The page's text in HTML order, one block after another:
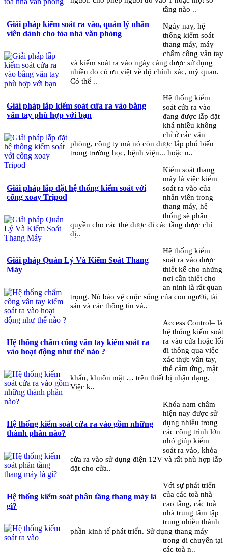
Giải pháp kiểm soát ra vào, quản lý nhân
viên dành cho tòa nhà văn phòng
Giải pháp lắp kiểm soát cửa ra vào bằng
vân tay phù hợp với bạn
Giải pháp lắp đặt hệ thống kiểm soát với
cổng xoay Tripod
Giải pháp Quản Lý Và Kiểm Soát Thang
Máy
tầng nào ..
Hệ thống chấm công vân tay kiểm soát ra
vào hoạt động như thế nào ?
Ngày nay, hệ
thống kiểm soát
thang máy, máy
chấm công vân tay
và kiểm soát ra vào ngày càng được sử dụng
nhiều do có ưu việt về độ chính xác, mỹ quan.
Có thể ..
Hệ thống kiểm soát cửa ra vào gồm những
thành phần nào?
Hệ thống kiểm
soát cửa ra vào
đang được lắp đặt
khá nhiều không
chỉ ở các văn
phòng, công ty mà nó còn được lắp phổ biến
trong trường học, bệnh viện... hoặc n..
Hệ thống kiểm soát phân tầng thang máy là
gì?
Kiểm soát thang
máy là việc kiểm
soát ra vào của
nhân viên trong
thang máy, hệ
thống sẽ phân
quyền cho các thẻ được đi các tầng được chỉ
đị..
Hệ thống kiểm
soát ra vào được
thiết kế cho những
nơi cần thiết cho
an ninh là rất quan
trọng. Nó bảo vệ cuộc sống của con người, tài
sản và các thông tin và..
Access Control– là
hệ thống kiểm soát
ra vào cửa hoặc lối
đi thông qua việc
xác thực vân tay,
thẻ cảm ứng, mật
khẩu, khuôn mặt … trên thiết bị nhận dạng.
Việc k..
Khóa nam châm
hiện nay được sử
dụng nhiều trong
các công trình lớn
nhỏ giúp kiểm
soát ra vào, khóa
cửa ra vào sử dụng điện 12V và rất phù hợp lắp
đặt cho cửa..
Với sự phát triển
của các toà nhà
cao tầng, các toà
nhà trung tâm tập
trung nhiều thành
phần kinh tế phát triển. Sử dụng thang máy
trong di chuyển tại
các toà n..